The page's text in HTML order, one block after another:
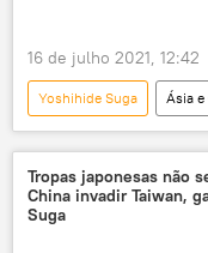
16 de julho 2021, 12:42
Yoshihide Suga Ásia e
Notícias
Coreia
Pyongyang
Japão
Defesa
Tropas japonesas não
China invadir Taiwan,
Suga